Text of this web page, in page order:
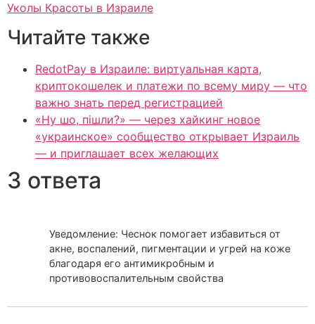
Уколы Красоты в Израиле
Читайте также
RedotPay в Израиле: виртуальная карта,
криптокошелек и платежи по всему миру — что
важно знать перед регистрацией
«Ну шо, пішли?» — через хайкинг новое
«украинское» сообщество открывает Израиль
— и приглашает всех желающих
3 ответа
Уведомление: Чеснок помогает избавиться от
акне, воспалений, пигментации и угрей на коже
благодаря его антимикробным и
противовоспалительным свойства